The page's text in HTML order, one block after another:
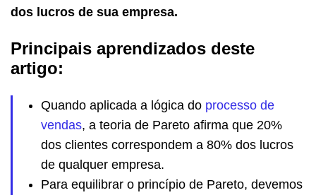
dos lucros de sua empresa.
Principais aprendizados deste
artigo:
Quando aplicada a lógica do processo de
vendas, a teoria de Pareto afirma que 20%
dos clientes correspondem a 80% dos lucros
de qualquer empresa.
Para equilibrar o princípio de Pareto, devemos